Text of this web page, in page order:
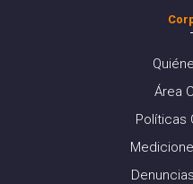
Área
Políticas